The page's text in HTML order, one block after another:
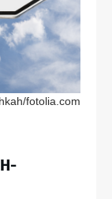
fotolia.com